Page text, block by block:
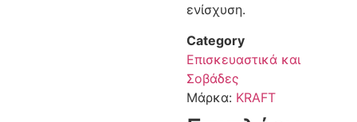
ενίσχυση.
Category
Επισκευαστικά και
Σοβάδες
Μάρκα: KRAFT